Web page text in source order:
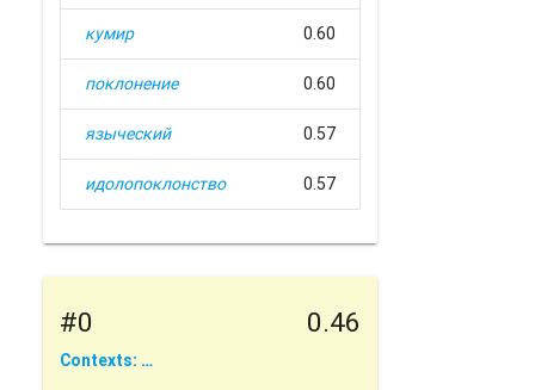
кумир 0.60
поклонение 0.60
языческий 0.57
идолопоклонство 0.57
#0 0.46
Contexts: …